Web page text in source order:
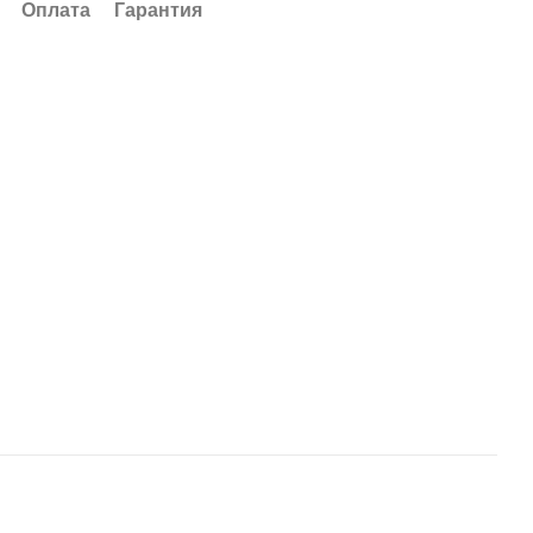
Оплата Гарантия